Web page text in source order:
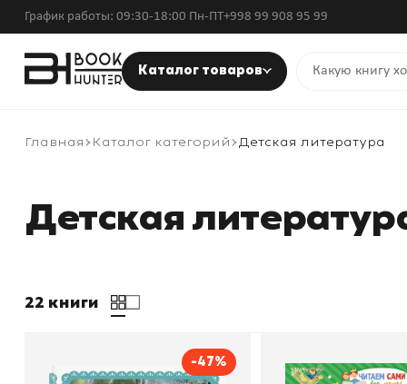
График работы: 09:30-18:00 Пн-ПТ+998 99 908 95 99
Каталог товаров
Главная Каталог категорий Детская литература
Детская
22 книги
-47%